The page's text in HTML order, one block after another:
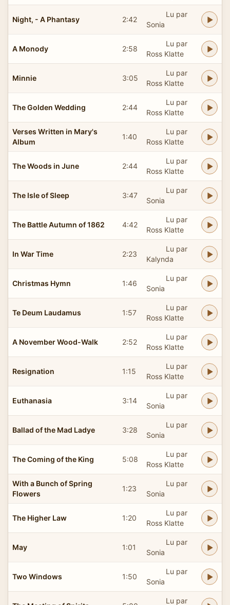
Night, - A Phantasy 2:42
Lu par
Sonia
A Monody 2:58
Lu par
Ross Klatte
Minnie 3:05
Lu par
Ross Klatte
The Golden Wedding 2:44
Lu par
Ross Klatte
Verses Written in Mary's
Album
1:40
Lu par
Ross Klatte
The Woods in June 2:44
Lu par
Ross Klatte
The Isle of Sleep 3:47
Lu par
Sonia
The Battle Autumn of 1862 4:42
Lu par
Ross Klatte
In War Time 2:23
Lu par
Kalynda
Christmas Hymn 1:46
Lu par
Sonia
Te Deum Laudamus 1:57
Lu par
Ross Klatte
A November Wood-Walk 2:52
Lu par
Ross Klatte
Resignation 1:15
Lu par
Ross Klatte
Euthanasia 3:14
Lu par
Sonia
Ballad of the Mad Ladye 3:28
Lu par
Sonia
The Coming of the King 5:08
Lu par
Ross Klatte
With a Bunch of Spring
Flowers
1:23
Lu par
Sonia
The Higher Law 1:20
Lu par
Ross Klatte
May 1:01
Lu par
Sonia
Two Windows 1:50
Lu par
Sonia
Lu par